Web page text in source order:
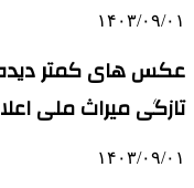
۱۴۰۳/۰۹/۰۱
عکس های کمتر
تازگی میراث ملی
۱۴۰۳/۰۹/۰۱